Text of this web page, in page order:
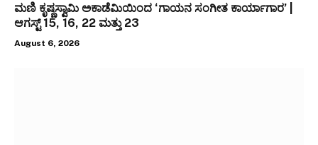
ಮಣಿ ಕೃಷ್ಣಸ್ವಾಮಿ ಅಕಾಡೆಮಿಯಿಂದ ‘ಗಾಯನ ಸಂಗೀತ ಕಾರ್ಯಾಗಾರ’ |
ಆಗಸ್ಟ್ 15, 16, 22 ಮತ್ತು 23
August 6, 2026